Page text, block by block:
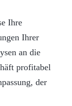
Ihre
Ihrer
an die
profitabel
der